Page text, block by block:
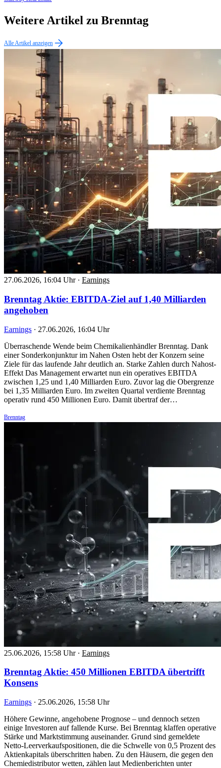
Weitere Artikel zu Brenntag
Alle Artikel anzeigen
27.06.2026, 16:04 Uhr · Earnings
Brenntag Aktie: EBITDA-Ziel auf 1,40 Milliarden
angehoben
Earnings · 27.06.2026, 16:04 Uhr
Überraschende Wende beim Chemikalienhändler Brenntag. Dank
einer Sonderkonjunktur im Nahen Osten hebt der Konzern seine
Ziele für das laufende Jahr deutlich an. Starke Zahlen durch Nahost-
Effekt Das Management erwartet nun ein operatives EBITDA
zwischen 1,25 und 1,40 Milliarden Euro. Zuvor lag die Obergrenze
bei 1,35 Milliarden Euro. Im zweiten Quartal verdiente Brenntag
operativ rund 450 Millionen Euro. Damit übertraf der…
Brenntag
25.06.2026, 15:58 Uhr · Earnings
Brenntag Aktie: 450 Millionen EBITDA übertrifft
Konsens
Earnings · 25.06.2026, 15:58 Uhr
Höhere Gewinne, angehobene Prognose – und dennoch setzen
einige Investoren auf fallende Kurse. Bei Brenntag klaffen operative
Stärke und Marktstimmung auseinander. Grund sind gemeldete
Netto-Leerverkaufspositionen, die die Schwelle von 0,5 Prozent des
Aktienkapitals überschritten haben. Zu den Häusern, die gegen den
Chemiedistributor wetten, zählen laut Medienberichten unter